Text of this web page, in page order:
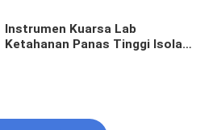
Instrumen Kuarsa Lab
Ketahanan Panas Tinggi Isolasi